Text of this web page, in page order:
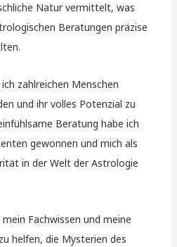
Natur vermittelt, was
Beratungen präzise
zahlreichen Menschen
und ihr volles Potenzial zu
Beratung habe ich
gewonnen und mich als
in der Welt der Astrologie
Fachwissen und meine
helfen, die Mysterien des